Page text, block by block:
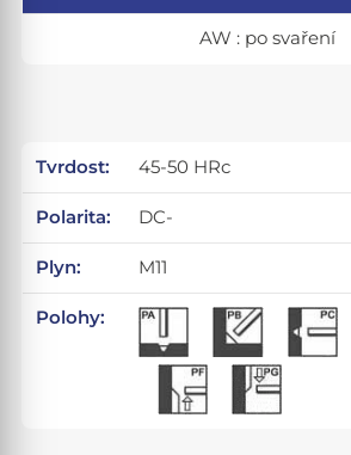
AW : po svaření
Tvrdost: 45-50 HRc
Polarita: DC-
Plyn: M11
Polohy: